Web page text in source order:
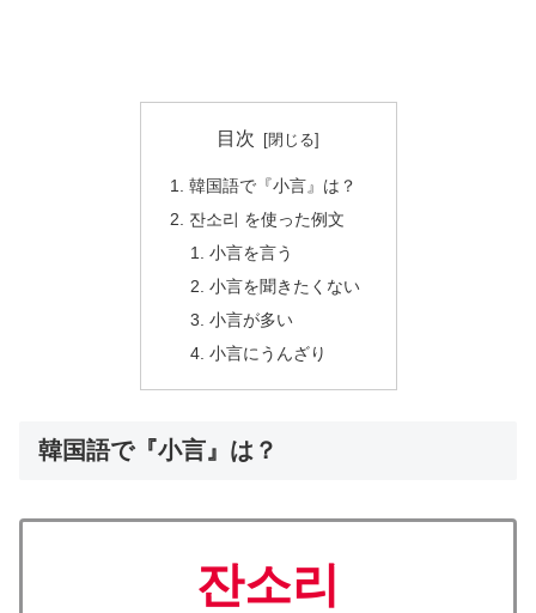
目次
韓国語で『小言』は？
잔소리 を使った例文
小言を言う
小言を聞きたくない
小言が多い
小言にうんざり
韓国語で『小言』は？
잔소리